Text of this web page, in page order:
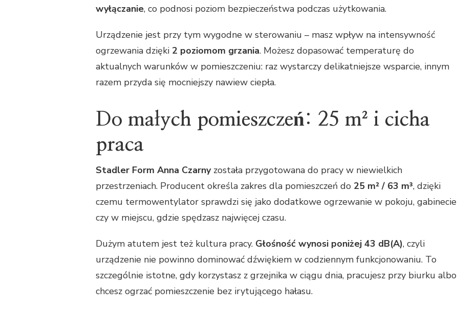
wyłączanie, co podnosi poziom bezpieczeństwa podczas użytkowania.
Urządzenie jest przy tym wygodne w sterowaniu – masz wpływ na intensywność
ogrzewania dzięki 2 poziomom grzania. Możesz dopasować temperaturę do
aktualnych warunków w pomieszczeniu: raz wystarczy delikatniejsze wsparcie, innym
razem przyda się mocniejszy nawiew ciepła.
Do małych pomieszczeń: 25 m² i cicha
praca
Stadler Form Anna Czarnyzostała przygotowana do pracy w niewielkich
przestrzeniach. Producent określa zakres dla pomieszczeń do 25 m² / 63 m³, dzięki
czemu termowentylator sprawdzi się jako dodatkowe ogrzewanie w pokoju, gabinecie
czy w miejscu, gdzie spędzasz najwięcej czasu.
Dużym atutem jest też kultura pracy. Głośność wynosi poniżej 43 dB(A), czyli
urządzenie nie powinno dominować dźwiękiem w codziennym funkcjonowaniu. To
szczególnie istotne, gdy korzystasz z grzejnika w ciągu dnia, pracujesz przy biurku albo
chcesz ogrzać pomieszczenie bez irytującego hałasu.